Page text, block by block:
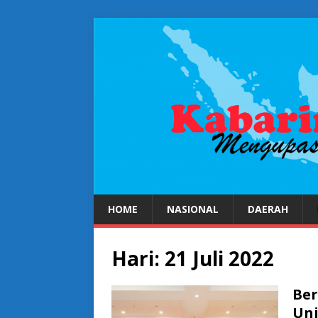
HOME NASIONAL DAERAH
Hari: 21 Juli 2022